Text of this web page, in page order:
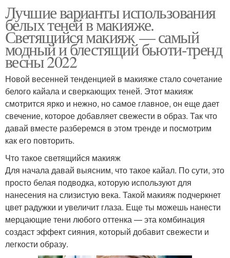
Лучшие варианты использования
белых теней в макияже.
Светящийся макияж — самый
модный и блестящий бьюти-тренд
весны 2022
Новой весенней тенденцией в макияже стало сочетание
белого кайала и сверкающих теней. Этот макияж
смотрится ярко и нежно, но самое главное, он еще дает
свечение, которое добавляет свежести в образ. Так что
давай вместе разберемся в этом тренде и посмотрим
как его повторить.
Что такое светящийся макияж
Для начала давай выясним, что такое кайал. По сути, это
просто белая подводка, которую используют для
нанесения на слизистую века. Такой макияж подчеркнет
цвет радужки и увеличит глаза. Еще ты можешь нанести
мерцающие тени любого оттенка — эта комбинация
создаст эффект сияния, который добавит свежести и
легкости образу.